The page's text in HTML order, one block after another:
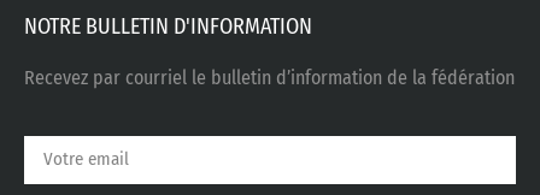
NOTRE BULLETIN D'INFORMATION
Recevez par courriel le bulletin d’information de la fédération